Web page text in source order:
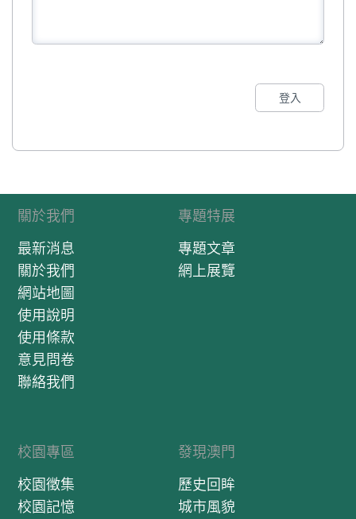
登入
關於我們
最新消息
關於我們
網站地圖
使用說明
使用條款
意見問卷
聯絡我們
專題特展
專題文章
網上展覽
校園專區
校園徵集
校園記憶
發現澳門
歷史回眸
城市風貌